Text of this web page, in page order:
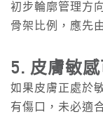
初步輪廓管理方
骨架比例，應先
5. 皮膚敏
如果皮膚正處於
有傷口，未必適